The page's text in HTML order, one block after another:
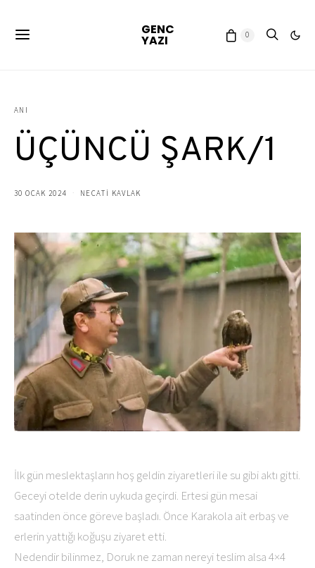
GENC
YAZI 0
ANI
ÜÇÜNCÜ ŞARK/1
30 OCAK 2024 NECATİ KAVLAK
İlk gün meslektaşların hoş geldin ziyaretleri ile su gibi aktı gitti.
Geceyi otelde derin uykuda geçirdi. Ertesi gün mesai
saatinden önce göreve başladı. Önce Karakola ait erbaş ve
erlerin yattığı koğuşu ziyaret etti.
Nedendir bilinmez, Doruk ne zaman nereyi teslim alsa 4×4